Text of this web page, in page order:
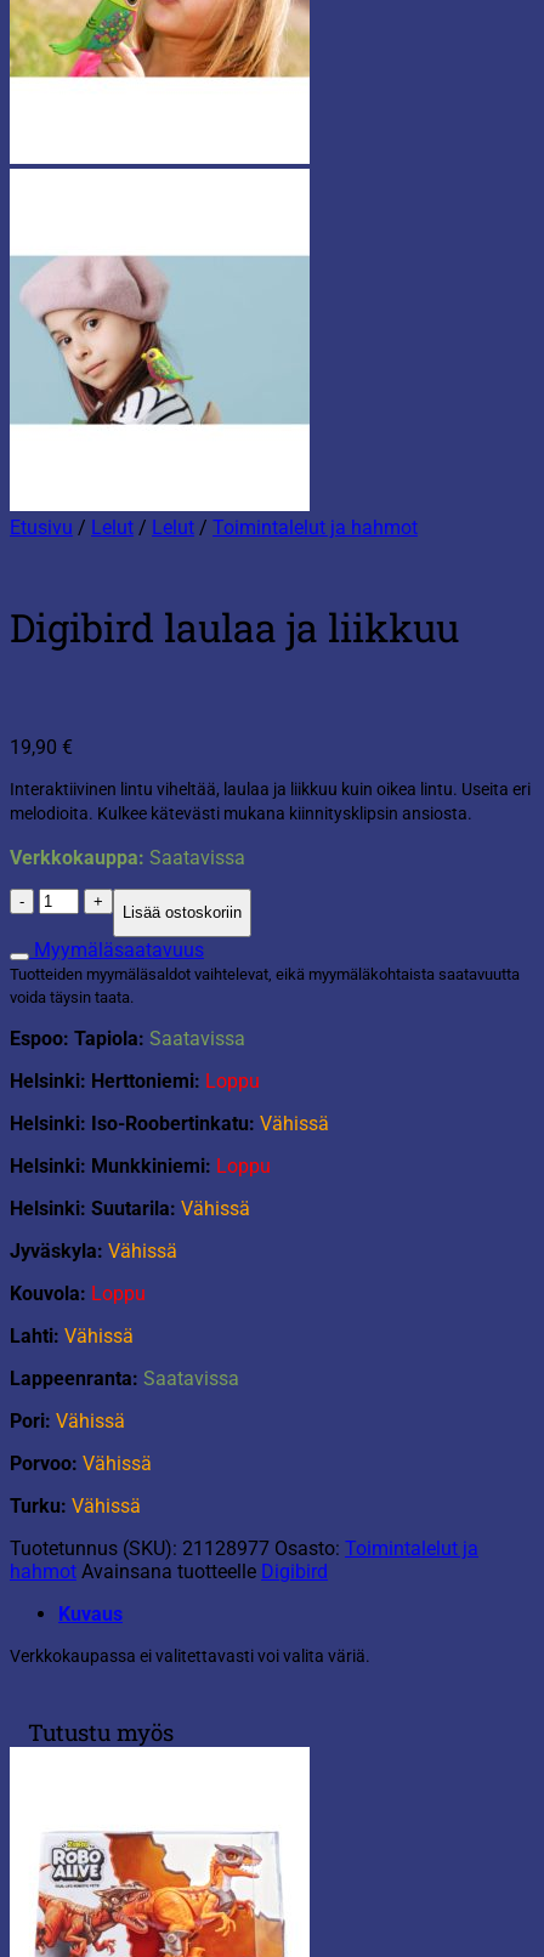
Etusivu / Lelut / Lelut / Toimintalelut ja hahmot
Digibird laulaa ja liikkuu
19,90 €
Interaktiivinen lintu viheltää, laulaa ja liikkuu kuin oikea lintu. Useita eri
melodioita. Kulkee kätevästi mukana kiinnitysklipsin ansiosta.
Verkkokauppa: Saatavissa
Digibird
laulaa
ja
liikkuu
määrä
Lisää ostoskoriin
Myymäläsaatavuus
Tuotteiden myymäläsaldot vaihtelevat, eikä myymäläkohtaista saatavuutta
voida täysin taata.
Espoo: Tapiola: Saatavissa
Helsinki: Herttoniemi: Loppu
Helsinki: Iso-Roobertinkatu: Vähissä
Helsinki: Munkkiniemi: Loppu
Helsinki: Suutarila: Vähissä
Jyväskyla: Vähissä
Kouvola: Loppu
Lahti: Vähissä
Lappeenranta: Saatavissa
Pori: Vähissä
Porvoo: Vähissä
Turku: Vähissä
Tuotetunnus (SKU): 21128977 Osasto: Toimintalelut ja
hahmot Avainsana tuotteelle Digibird
Kuvaus
Verkkokaupassa ei valitettavasti voi valita väriä.
Tutustu myös